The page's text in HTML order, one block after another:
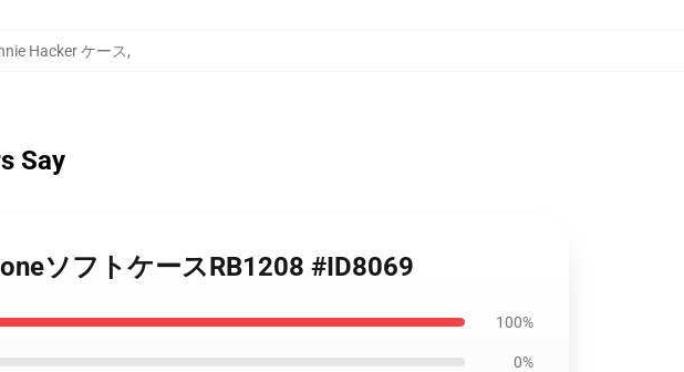
Hacker ケース,
Say
ソフトケースRB1208 #ID8069
100%
0%